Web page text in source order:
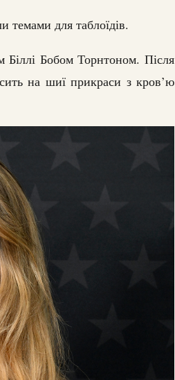
темами для таблоїдів.
Біллі Бобом Торнтоном. Після
на шиї прикраси з кров’ю